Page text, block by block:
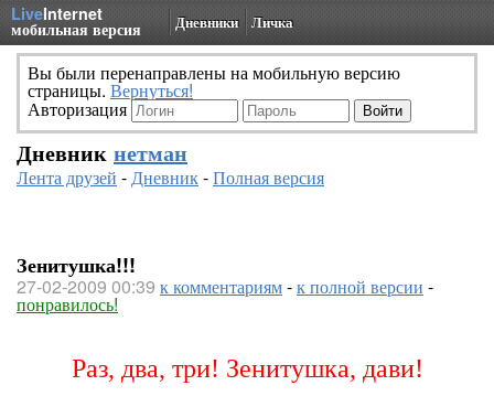
LiveInternet
мобильная версия Дневники Личка
Вы были перенаправлены на мобильную версию
страницы. Вернуться!
Авторизация
Дневник нетман
Лента друзей -Дневник-Полная версия
Зенитушка!!!
27-02-2009 00:39 к комментариям-к полной версии -
понравилось!
Раз, два, три! Зенитушка, дави!